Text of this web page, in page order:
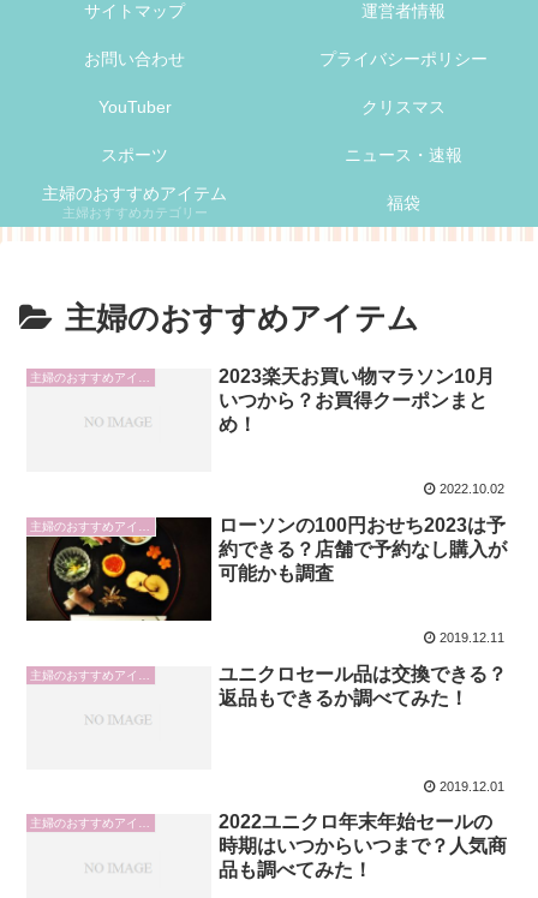
サイトマップ 運営者情報
お問い合わせ プライバシーポリシー
YouTuber クリスマス
スポーツ
ニュース・速報
主婦のおすすめアイテム
主婦おすすめカテゴリー 福袋
主婦のおすすめアイテム
主婦のおすすめアイテム
2023楽天お買い物マラソン10月
いつから？お買得クーポンまと
め！
2022.10.02
ローソンの100円おせち2023は予
約できる？店舗で予約なし購入が
可能かも調査
2019.12.11
ユニクロセール品は交換できる？
返品もできるか調べてみた！
2019.12.01
主婦のおすすめアイテム
2022ユニクロ年末年始セールの
時期はいつからいつまで？人気商
品も調べてみた！